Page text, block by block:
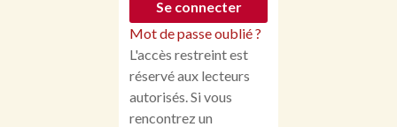
Mot de passe oublié ?
L'accès restreint est
réservé aux lecteurs
autorisés. Si vous
rencontrez un